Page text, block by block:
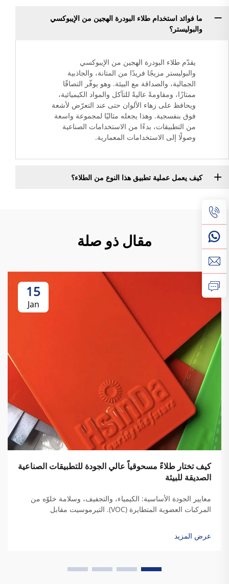
ما فوائد استخدام طلاء البودرة الهجين من الإيبوكسي
والبوليستر؟
يقدّم طلاء البودرة الهجين من الإيبوكسي
والبوليستر مزيجًا فريدًا من المتانة، والجاذبية
الجمالية، والصداقة مع البيئة. وهو يوفّر التصاقًا
ممتازًا، ومقاومةً عاليةً للتآكل والمواد الكيميائية،
ويحافظ على زهاء الألوان حتى عند التعرّض لأشعة
فوق بنفسجية. وهذا يجعله مثاليًا لمجموعة واسعة
من التطبيقات، بدءًا من الاستخدامات الصناعية
وصولًا إلى الاستخدامات المعمارية.
كيف يعمل عملية تطبيق هذا النوع من الطلاء؟
مقال ذو صلة
15
Jan
كيف تختار طلاءً مسحوقياً عالي الجودة للتطبيقات الصناعية
الصديقة للبيئة
معايير الجودة الأساسية: الكيمياء، والتجفيف، وسلامة خلوّه من
المركبات العضوية المتطايرة (VOC). التيرموسيت مقابل
الصناعية. وعندما يجف راتنج التيرموسيت، فإنه يكوّن روابط تشعبية
دائمة تمنحه فعلاً...
عرض المزيد